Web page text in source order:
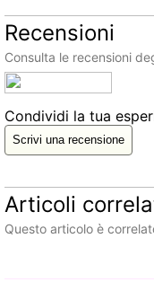
Recensioni
Consulta le recensioni
Condividi la tua
Scrivi una recensione
Articoli
Questo articolo è